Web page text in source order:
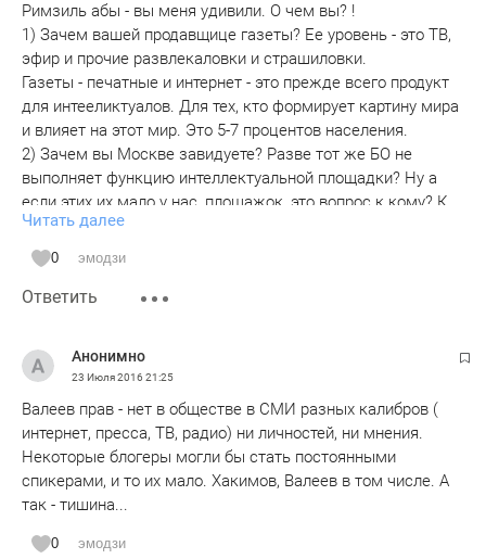
создайте на татарском языке, которая бы не нуждалась в
слёзных просьбах о подписке на неё. И если коллектив
газеты будет формироваться по национальному принципу,
то ничего хорошего не выйдет. Лучших надо привлекать
независимо от национальности...
Римзиль абы - вы меня удивили. О чем вы? !
1) Зачем вашей продавщице газеты? Ее уровень - это ТВ,
эфир и прочие развлекаловки и страшиловки.
Газеты - печатные и интернет - это прежде всего продукт
для интееликтуалов. Для тех, кто формирует картину мира
и влияет на этот мир. Это 5-7 процентов населения.
2) Зачем вы Москве завидуете? Разве тот же БО не
выполняет функцию интеллектуальной площадки? Ну а
если этих их мало у нас, площажок, это вопрос к кому? К
власти. Да и к обществу, среднему классу, только-только
формирующемуся.
Извините, но тот мусор, что лежал у вас на столе -это
пресса. Забудьте Татмедиа и фейки. Живите открытой
благоговение перед властью. На дворе - 21-й век.
Ждем откликов на злобу дня, Римзиль Абый.
Читать далее
0 эмодзи
Ответить
Анонимно
23 Июля 2016 21:25
Валеев прав - нет в обществе в СМИ разных калибров (
интернет, пресса, ТВ, радио) ни личностей, ни мнения.
Некоторые блогеры могли бы стать постоянными
спикерами, и то их мало. Хакимов, Валеев в том числе. А
так - тишина...
0 эмодзи